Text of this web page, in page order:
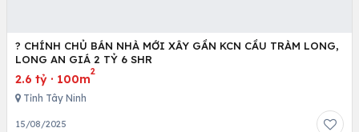
? CHÍNH CHỦ BÁN NHÀ MỚI XÂY GẦN KCN CẦU TRÀM LONG,
LONG AN GIÁ 2 TỶ 6 SHR
2.6 tỷ · 100m
2
Tỉnh Tây Ninh
15/08/2025